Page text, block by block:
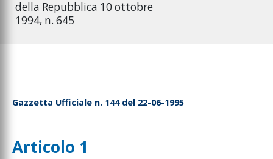
della Repubblica 10 ottobre
1994, n. 645
Gazzetta Ufficiale n. 144 del 22-06-1995
Articolo 1